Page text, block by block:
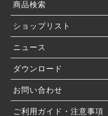
商品検索
ショップリスト
ニュース
ダウンロード
お問い合わせ
ご利用ガイド・注意事項